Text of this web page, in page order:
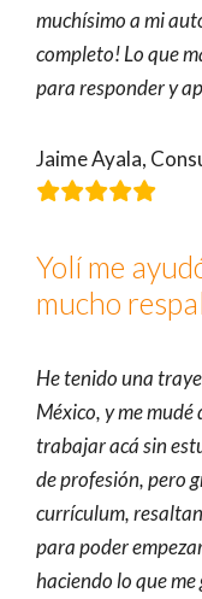
muchísimo a mi
completo! Lo que
para responder y
Jaime Ayala,
Yolí me
mucho
He tenido una
México, y me mudé
trabajar acá sin
de profesión, pero
currículum,
para poder
haciendo lo que me